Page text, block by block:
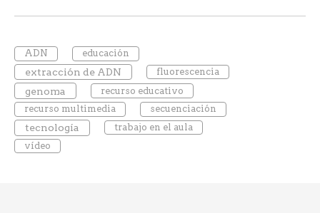
ADN educación
extracción de ADN fluorescencia
genoma
recurso educativo
recurso multimedia
secuenciación
tecnología
trabajo en el aula
vídeo